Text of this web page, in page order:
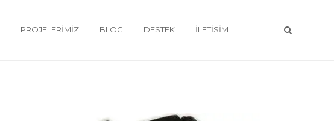
PROJELERIMIZ BLOG DESTEK İLETISIM